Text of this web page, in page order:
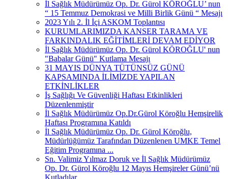
İl Sağlık Müdürümüz Op. Dr. Gürol KÖROĞLU’ nun
“ 15 Temmuz Demokrasi ve Milli Birlik Günü “ Mesajı
2023 Yılı 2. İl İçi ASKOM Toplantısı
KURUMLARIMIZDA KANSER TARAMA VE
FARKINDALIK EĞİTİMLERİ DEVAM EDİYOR
İl Sağlık Müdürümüz Op. Dr. Gürol KÖROĞLU' nun
"Babalar Günü" Kutlama Mesajı
31 MAYIS DÜNYA TÜTÜNSÜZ GÜNÜ
KAPSAMINDA İLİMİZDE YAPILAN
ETKİNLİKLER
İş Sağlığı Ve Güvenliği Haftası Etkinlikleri
Düzenlenmiştir
İl Sağlık Müdürümüz Op.Dr.Gürol Köroğlu Hemşirelik
Haftası Programına Katıldı
İl Sağlık Müdürümüz Op. Dr. Gürol Köroğlu,
Müdürlüğümüz Tarafından Düzenlenen UMKE Temel
Eğitim Programına ...
Sn. Valimiz Yılmaz Doruk ve İl Sağlık Müdürümüz
Op. Dr. Gürol Köroğlu 12 Mayıs Hemşireler Günü’nü
Kutladılar